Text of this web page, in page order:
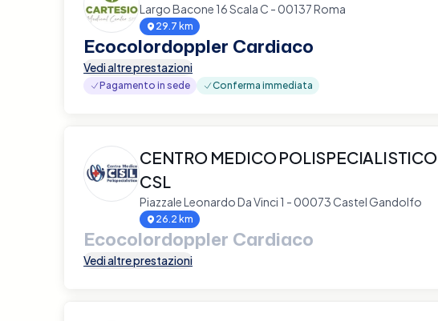
Largo Bacone 16 Scala C - 00137 Roma
29.7 km
Ecocolordoppler Cardiaco
Vedi altre prestazioni
Pagamento in sede Conferma immediata
CENTRO MEDICO POLISPECIALISTICO
CSL
Piazzale Leonardo Da Vinci 1 - 00073 Castel Gandolfo
26.2 km
Ecocolordoppler Cardiaco
Vedi altre prestazioni